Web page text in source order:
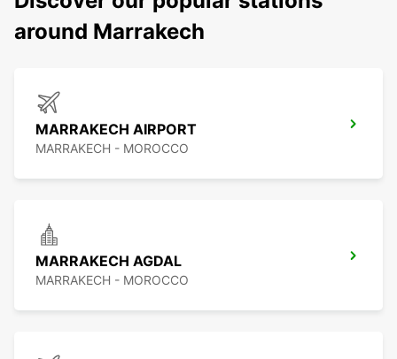
around Marrakech
MARRAKECH AIRPORT
MARRAKECH - MOROCCO
MARRAKECH AGDAL
MARRAKECH - MOROCCO